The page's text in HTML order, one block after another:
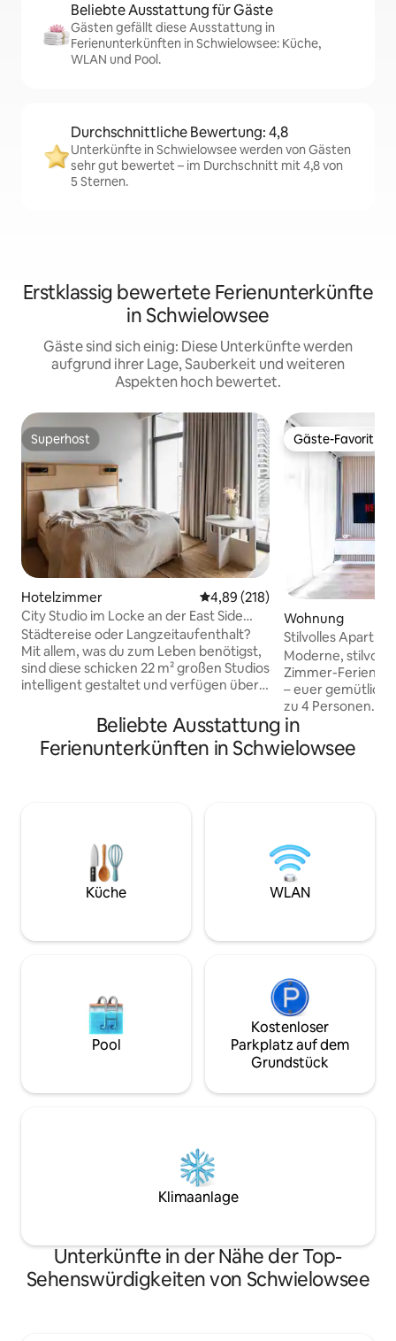
Beliebte Ausstattung für Gäste
Gästen gefällt diese Ausstattung in
Ferienunterkünften in Schwielowsee: Küche,
WLAN und Pool.
Durchschnittliche Bewertung: 4,8
Unterkünfte in Schwielowsee werden von Gästen
sehr gut bewertet – im Durchschnitt mit 4,8 von
5 Sternen.
Erstklassig bewertete Ferienunterkünfte
in Schwielowsee
Gäste sind sich einig: Diese Unterkünfte werden
aufgrund ihrer Lage, Sauberkeit und weiteren
Aspekten hoch bewertet.
Superhost
Superhost
Hotelzimmer Durchschnittliche Bewertung:
4,89 (218)
City Studio im Locke an der East Side
Gallery
Städtereise oder Langzeitaufenthalt?
Mit allem, was du zum Leben benötigst,
sind diese schicken 22 m² großen Studios
intelligent gestaltet und verfügen über
Oberflächen. Du hast ein bequemes 150
cm x 200 cm großes UK-Kingsize-Bett,
einen Schreibtisch zum Arbeiten, eine
dem Bild ist möglicherweise nicht die, in
der du übernachtest.
Gäste-Favorit
Gäste-Favorit
Wohnung
Stilvolles
Werder
Moderne, stilvoll
Zimmer-
– euer
zu 4 Personen.
Schlafcouch, voll
und sonniger
Direkt in einem
Kostenlose
Potsdam in 15
erreichbar.
Beliebte Ausstattung in
Ferienunterkünften in Schwielowsee
Küche WLAN
Pool
Kostenloser
Parkplatz auf dem
Grundstück
Klimaanlage
Unterkünfte in der Nähe der Top-
Sehenswürdigkeiten von Schwielowsee